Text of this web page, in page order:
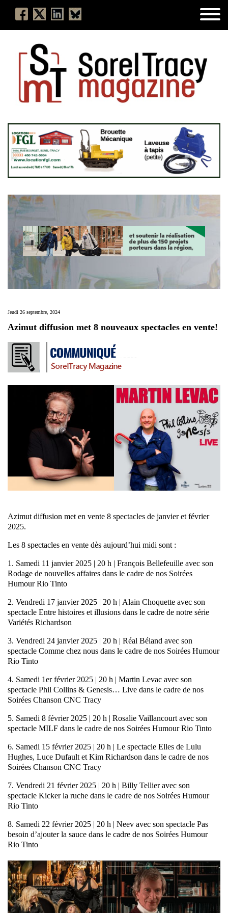
Jeudi 26 septembre, 2024
Azimut diffusion met 8 nouveaux spectacles en vente!
Azimut diffusion met en vente 8 spectacles de janvier et février
2025.
Les 8 spectacles en vente dès aujourd’hui midi sont :
1. Samedi 11 janvier 2025 | 20 h | François Bellefeuille avec son
Rodage de nouvelles affaires dans le cadre de nos Soirées
Humour Rio Tinto
2. Vendredi 17 janvier 2025 | 20 h | Alain Choquette avec son
spectacle Entre histoires et illusions dans le cadre de notre série
Variétés Richardson
3. Vendredi 24 janvier 2025 | 20 h | Réal Béland avec son
spectacle Comme chez nous dans le cadre de nos Soirées Humour
Rio Tinto
4. Samedi 1er février 2025 | 20 h | Martin Levac avec son
spectacle Phil Collins & Genesis… Live dans le cadre de nos
Soirées Chanson CNC Tracy
5. Samedi 8 février 2025 | 20 h | Rosalie Vaillancourt avec son
spectacle MILF dans le cadre de nos Soirées Humour Rio Tinto
6. Samedi 15 février 2025 | 20 h | Le spectacle Elles de Lulu
Hughes, Luce Dufault et Kim Richardson dans le cadre de nos
Soirées Chanson CNC Tracy
7. Vendredi 21 février 2025 | 20 h | Billy Tellier avec son
spectacle Kicker la ruche dans le cadre de nos Soirées Humour
Rio Tinto
8. Samedi 22 février 2025 | 20 h | Neev avec son spectacle Pas
besoin d’ajouter la sauce dans le cadre de nos Soirées Humour
Rio Tinto